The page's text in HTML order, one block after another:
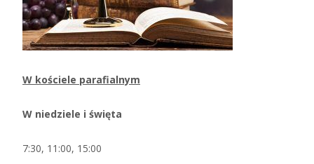
W kościele parafialnym
W niedziele i święta
7:30, 11:00, 15:00